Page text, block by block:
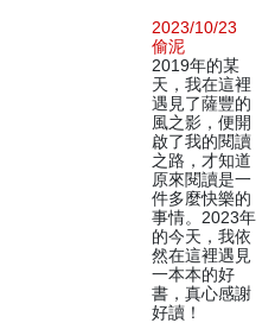
2023/10/23
偷泥
2019年的某
天，我在這裡
遇見了薩豐的
風之影，便開
啟了我的閱讀
之路，才知道
原來閱讀是一
件多麼快樂的
事情。2023年
的今天，我依
然在這裡遇見
一本本的好
書，真心感謝
好讀！